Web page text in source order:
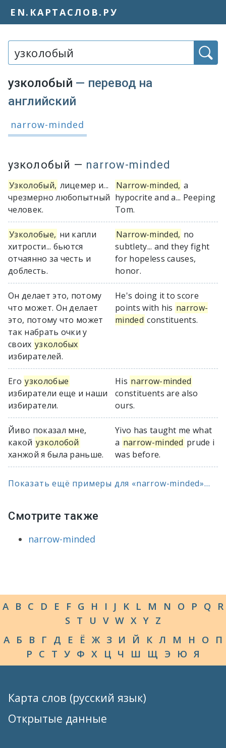
EN.КАРТАСЛОВ.РУ
Слово или фраза:
узколобый — перевод на
английский
Варианты перевода слова
narrow-minded
узколобый — narrow-minded
Узколобый, лицемер и...
чрезмерно любопытный
человек.
Narrow-minded, a
hypocrite and a... Peeping
Tom.
Узколобые, ни капли
хитрости... бьются
отчаянно за честь и
доблесть.
Narrow-minded, no
subtlety... and they fight
for hopeless causes,
honor.
Он делает это, потому
что может. Он делает
это, потому что может
так набрать очки у
своих узколобых
избирателей.
He's doing it to score
points with his narrow-
minded constituents.
Его узколобые
избиратели еще и наши
избиратели.
His narrow-minded
constituents are also
ours.
Йиво показал мне,
какой узколобой
ханжой я была раньше.
Yivo has taught me what
a narrow-minded prude i
was before.
Показать ещё примеры для «narrow-minded»...
Смотрите также
narrow-minded
A B C D E F G H I J K L M N O P Q R
S T U V W X Y Z
А Б В Г Д Е Ё Ж З И Й К Л М Н О П
Р С Т У Ф Х Ц Ч Ш Щ Э Ю Я
Карта слов (русский язык)
Открытые данные